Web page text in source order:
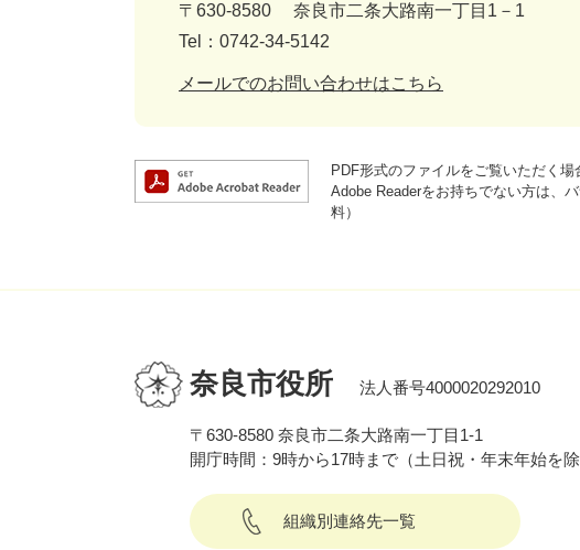
〒630-8580
奈良市二条大路南一丁目1－1
Tel：0742-34-5142
メールでのお問い合わせはこちら
PDF形式のファイルをご覧いただく場
Adobe Readerをお持ちでない方は、
料）
奈良市役所 法人番号4000020292010
〒630-8580 奈良市二条大路南一丁目1-1
開庁時間：9時から17時まで（土日祝・年末年始を除
組織別連絡先一覧